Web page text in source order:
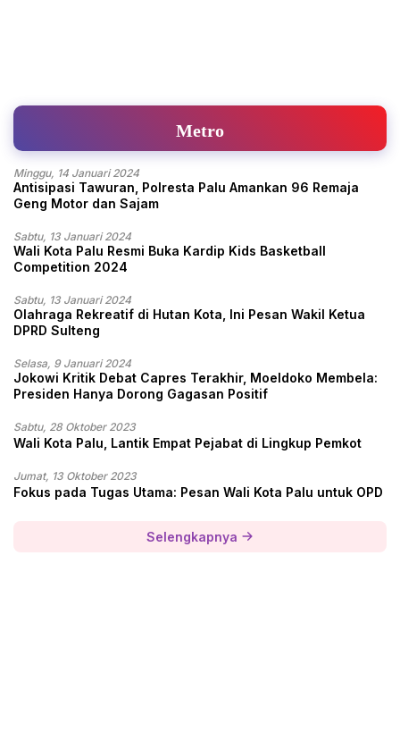
Metro
Minggu, 14 Januari 2024
Antisipasi Tawuran, Polresta Palu Amankan 96 Remaja
Geng Motor dan Sajam
Sabtu, 13 Januari 2024
Wali Kota Palu Resmi Buka Kardip Kids Basketball
Competition 2024
Sabtu, 13 Januari 2024
Olahraga Rekreatif di Hutan Kota, Ini Pesan Wakil Ketua
DPRD Sulteng
Selasa, 9 Januari 2024
Jokowi Kritik Debat Capres Terakhir, Moeldoko Membela:
Presiden Hanya Dorong Gagasan Positif
Sabtu, 28 Oktober 2023
Wali Kota Palu, Lantik Empat Pejabat di Lingkup Pemkot
Jumat, 13 Oktober 2023
Fokus pada Tugas Utama: Pesan Wali Kota Palu untuk OPD
Selengkapnya